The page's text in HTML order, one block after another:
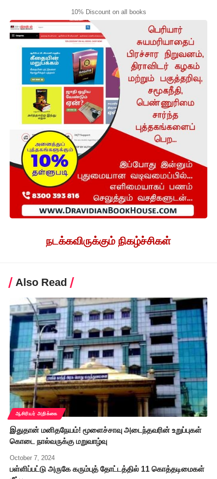
10% Discount on all books
நடக்கவிருக்கும் நிகழ்ச்சிகள்
Also Read
ஆசிரியர் அறிக்கை
இதுதான் மனிதநேயம்! மூளைச்சாவு அடைந்தவரின் உறுப்புகள்
கொடை நால்வருக்கு மறுவாழ்வு
October 7, 2024
பள்ளிப்பட்டு அருகே கரும்புத் தோட்டத்தில் 11 கொத்தடிமைகள்